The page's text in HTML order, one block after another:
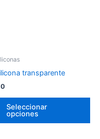
transparente
0
Seleccionar
opciones